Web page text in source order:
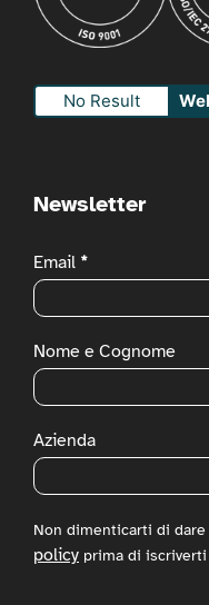
No Result
Newsletter
Newsletter
Email *
Nome e Cognome
Azienda
Non dimenticarti di
policy prima di iscriverti